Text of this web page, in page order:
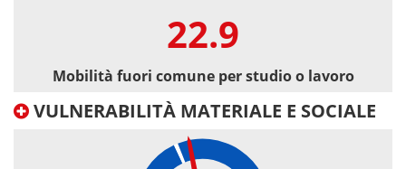
22.9
Mobilità fuori comune per studio o lavoro
VULNERABILITÀ MATERIALE E SOCIALE